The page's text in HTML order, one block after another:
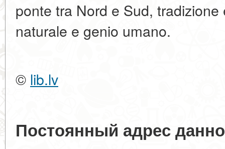
ponte tra Nord e Sud,
naturale e genio umano.
© lib.lv
Постоянный адрес